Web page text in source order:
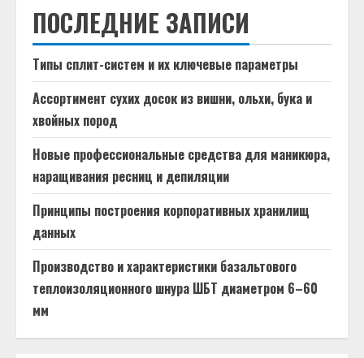
ПОСЛЕДНИЕ ЗАПИСИ
Типы сплит-систем и их ключевые параметры
Ассортимент сухих досок из вишни, ольхи, бука и
хвойных пород
Новые профессиональные средства для маникюра,
наращивания ресниц и депиляции
Принципы построения корпоративных хранилищ
данных
Производство и характеристики базальтового
теплоизоляционного шнура ШБТ диаметром 6–60
мм